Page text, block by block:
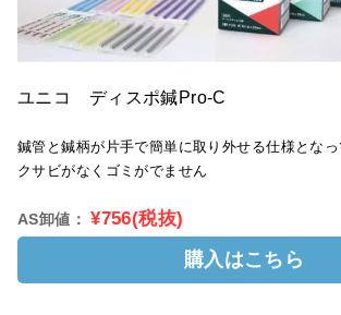
ユニコ ディスポ鍼Pro-C
鍼管と鍼柄が片手で簡単に取り外せる仕様となっ
クサビがなくゴミがでません
AS卸値： ¥756(税抜)
購入はこちら